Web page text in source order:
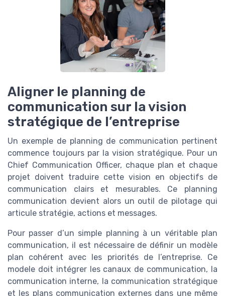
Aligner le planning de
communication sur la vision
stratégique de l’entreprise
Un exemple de planning de communication pertinent
commence toujours par la vision stratégique. Pour un
Chief Communication Officer, chaque plan et chaque
projet doivent traduire cette vision en objectifs de
communication clairs et mesurables. Ce planning
communication devient alors un outil de pilotage qui
articule stratégie, actions et messages.
Pour passer d’un simple planning à un véritable plan
communication, il est nécessaire de définir un modèle
plan cohérent avec les priorités de l’entreprise. Ce
modele doit intégrer les canaux de communication, la
communication interne, la communication stratégique
et les plans communication externes dans une même